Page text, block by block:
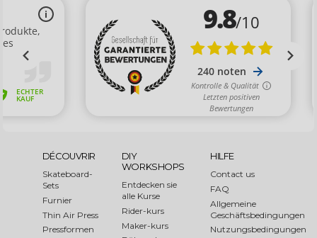
DÉCOUVRIR
Skateboard-
Sets
Furnier
Thin Air Press
Pressformen
DIY
WORKSHOPS
Entdecken sie
alle Kurse
Rider-kurs
Maker-kurs
HILFE
Contact us
FAQ
Allgemeine
Geschäftsbedingungen
Nutzungsbedingungen